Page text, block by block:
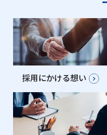
採用にかける想い